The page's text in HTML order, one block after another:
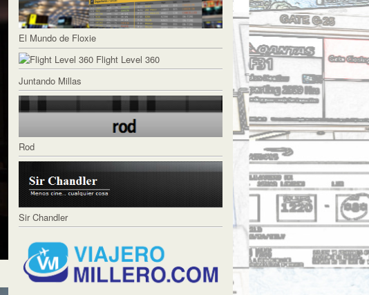
El Mundo de Floxie
Flight Level 360
Juntando Millas
Rod
Sir Chandler